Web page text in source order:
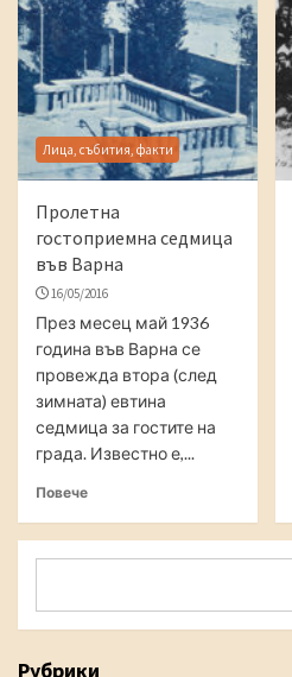
Лица, събития, факти
Пролетна
гостоприемна седмица
във Варна
16/05/2016
През месец май 1936
година във Варна се
провежда втора (след
зимната) евтина
седмица за гостите на
града. Известно е,...
Повече
Рубрики